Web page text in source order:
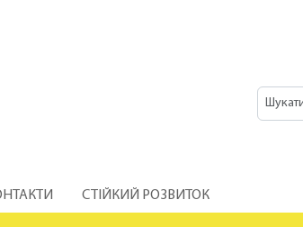
СТІЙКИЙ РОЗВИТОК